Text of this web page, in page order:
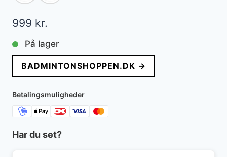
999 kr.
På lager
BADMINTONSHOPPEN.DK →
Betalingsmuligheder
Har du set?